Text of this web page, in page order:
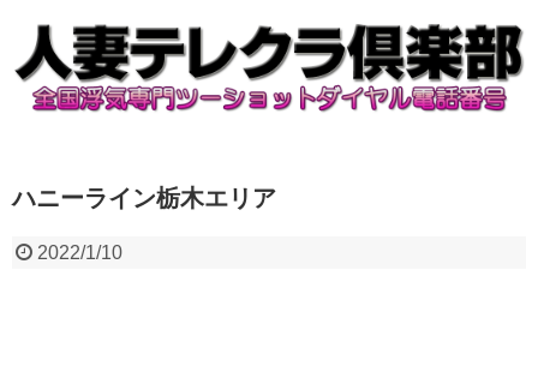
ハニーライン栃木エリア
2022/1/10